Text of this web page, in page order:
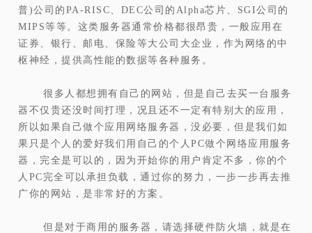
普)公司的PA-RISC、DEC公司的Alpha芯片、SGI公司的
MIPS等等。这类服务器通常价格都很昂贵，一般应用在
证券、银行、邮电、保险等大公司大企业，作为网络的中
枢神经，提供高性能的数据等各种服务。
很多人都想拥有自己的网站，但是自己去买一台服务
器不仅贵还没时间打理，况且还不一定有特别大的应用，
所以如果自己做个应用网络服务器，没必要，但是我们如
果只是个人的爱好我们用自己的个人PC做个网络应用服务
器，完全是可以的，因为开始你的用户肯定不多，你的个
人PC完全可以承担负载，通过你的努力，一步一步再去推
广你的网站，是非常好的方案。
但是对于商用的服务器，请选择硬件防火墙，就是在